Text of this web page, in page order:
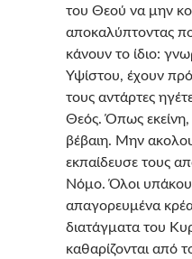
του Θεού να μην
αποκαλύπτοντας
κάνουν το ίδιο:
Υψίστου, έχουν
τους αντάρτες
Θεός. Όπως εκείνη,
βέβαιη. Μην
εκπαίδευσε τους
Νόμο. Όλοι
απαγορευμένα
διατάγματα του
καθαρίζονται από